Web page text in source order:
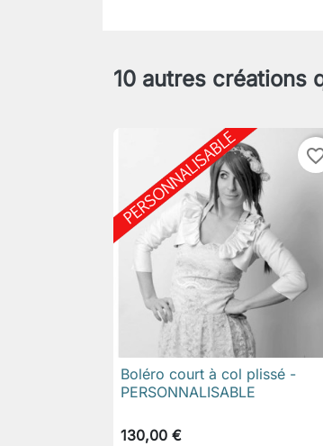
10 autres créations
 Aperçu rapide
Boléro court à col plissé -
PERSONNALISABLE
130,00 €